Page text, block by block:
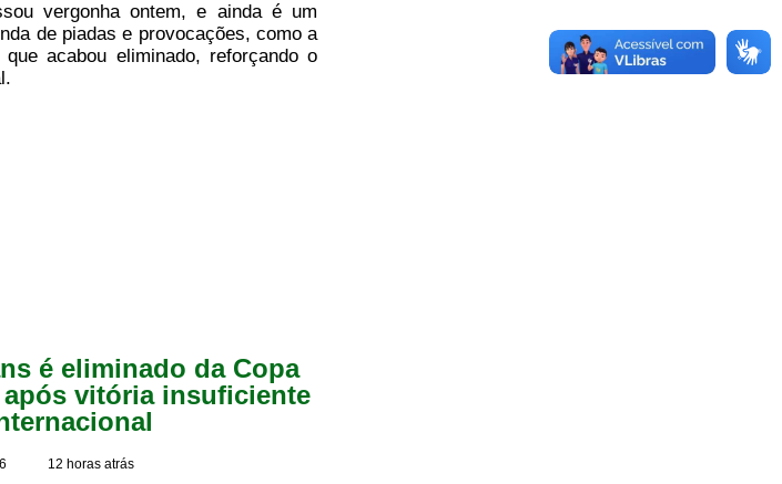
vergonha ontem, e ainda é um
de piadas e provocações, como a
acabou eliminado, reforçando o
é eliminado da Copa
vitória insuficiente
12 horas atrás